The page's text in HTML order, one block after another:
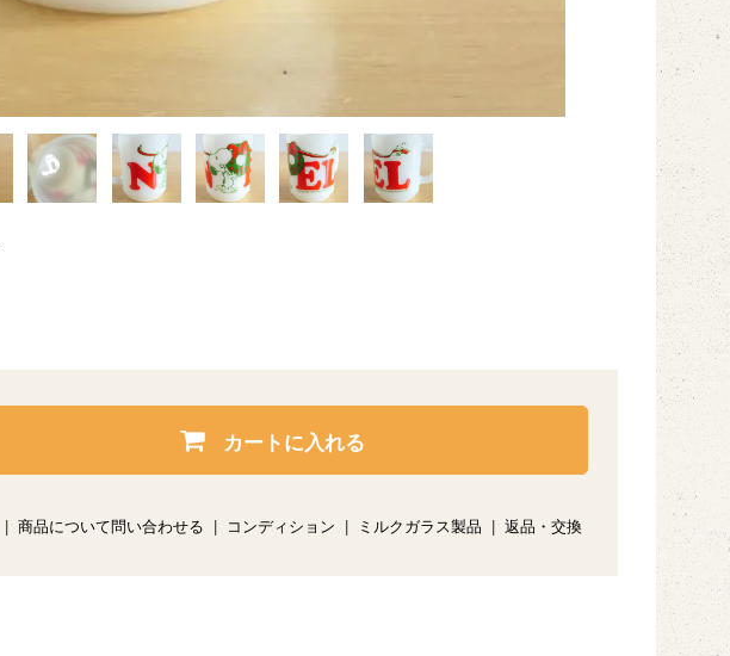
カートに入れる
商品について問い合わせる コンディション ミルクガラス製品 返品・交換